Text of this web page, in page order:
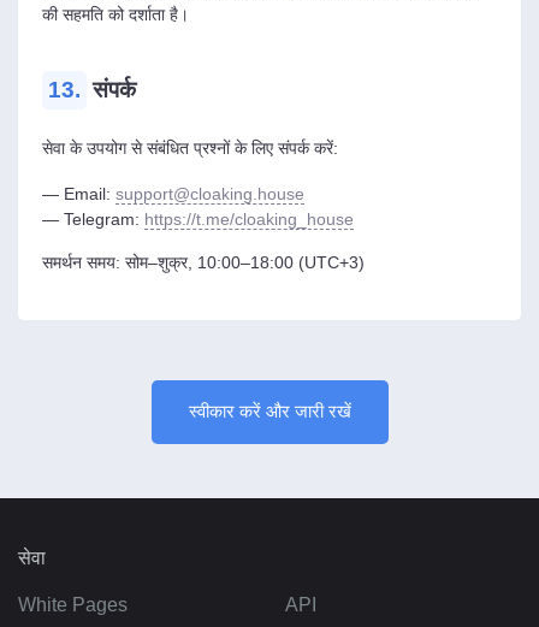
की सहमति को दर्शाता है।
13. संपर्क
सेवा के उपयोग से संबंधित प्रश्नों के लिए संपर्क करें:
— Email: support@cloaking.house
— Telegram: https://t.me/cloaking_house
समर्थन समय: सोम–शुक्र, 10:00–18:00 (UTC+3)
स्वीकार करें और जारी रखें
सेवा
White Pages API